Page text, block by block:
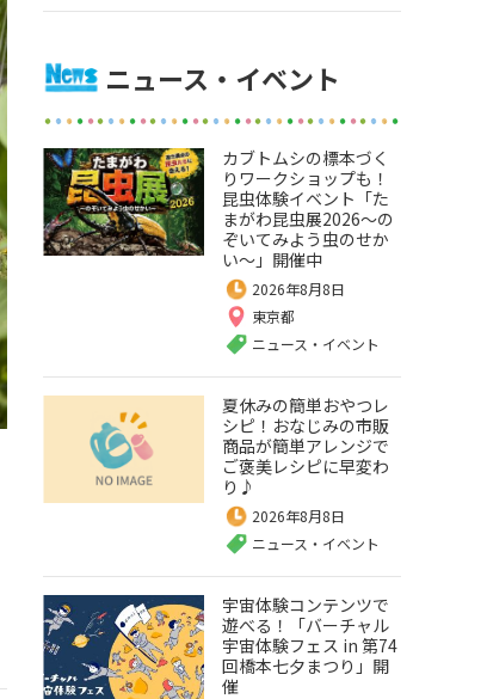
ニュース・イベント
カブトムシの標本づく
りワークショップも！
昆虫体験イベント「た
まがわ昆虫展2026～の
ぞいてみよう虫のせか
い～」開催中
2026年8月8日
東京都
ニュース・イベント
夏休みの簡単おやつレ
シピ！おなじみの市販
商品が簡単アレンジで
ご褒美レシピに早変わ
り♪
2026年8月8日
ニュース・イベント
宇宙体験コンテンツで
遊べる！「バーチャル
宇宙体験フェス in 第74
回橋本七夕まつり」開
催